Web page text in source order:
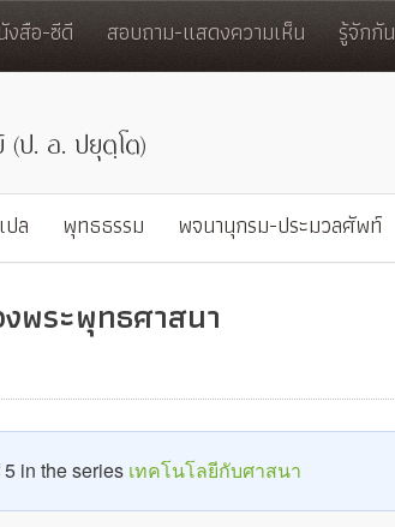
งสือ-ซีดี สอบถาม-แสดงความเห็น รู้จักกัน
ล พุทธธรรม พจนานุกรม-ประมวลศัพท์
พระพุทธศาสนา
in the series เทคโนโลยีกับศาสนา